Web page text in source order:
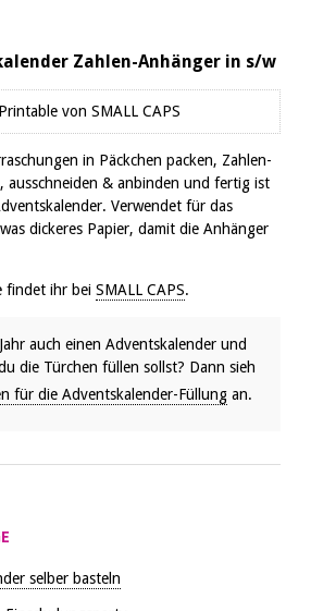
Zahlen-Anhänger in s/w
in Päckchen packen, Zahlen-
ausschneiden & anbinden und fertig ist
Verwendet für das
dickeres Papier, damit die Anhänger
findet ihr bei SMALL CAPS.
auch einen Adventskalender und
die Türchen füllen sollst? Dann sieh
für die Adventskalender-Füllung an.
selber basteln